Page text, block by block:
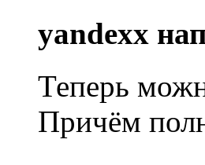
yandexx
Теперь
Причём